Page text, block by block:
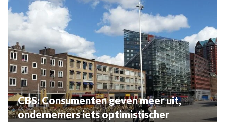
CBS: Consumenten geven meer uit,
ondernemers iets optimistischer